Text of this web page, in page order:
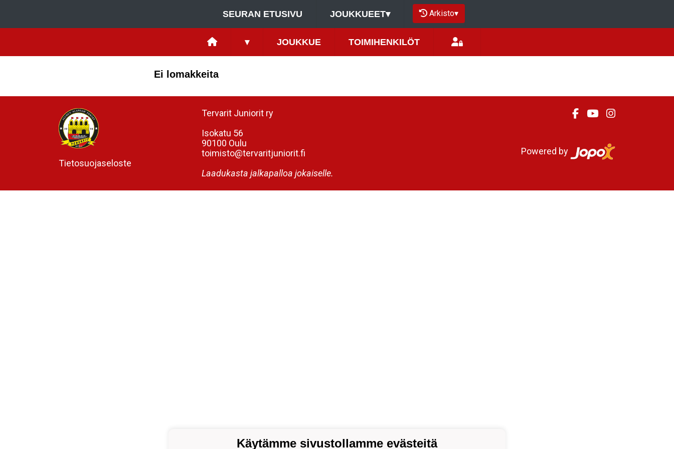
SEURAN ETUSIVU JOUKKUEET▾ Arkisto▾
▾ JOUKKUE TOIMIHENKILÖT
Ei lomakkeita
Tietosuojaseloste
Tervarit Juniorit ry
Isokatu 56
90100 Oulu
toimisto@tervaritjuniorit.fi
Laadukasta jalkapalloa jokaiselle.
Powered by
Käytämme sivustollamme evästeitä